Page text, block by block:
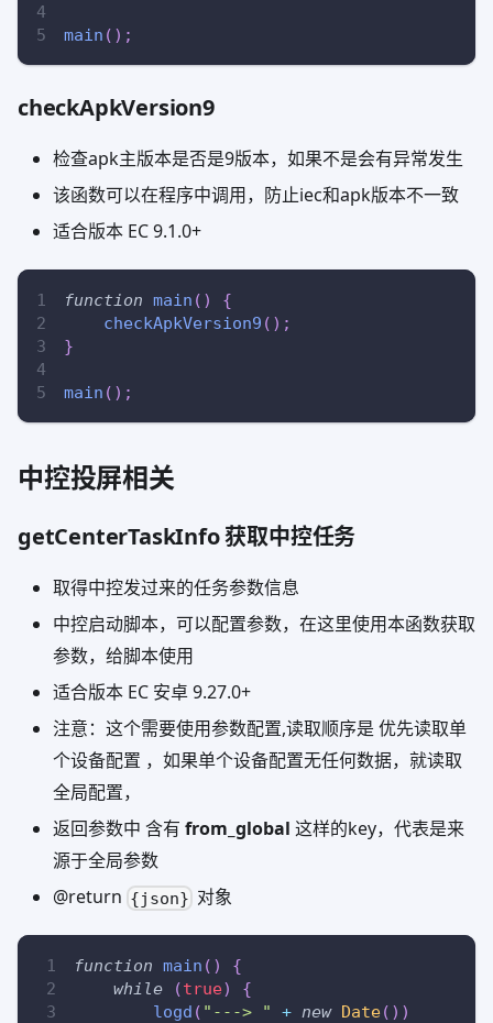
main ( ) ;
checkApkVersion9
检查apk主版本是否是9版本，如果不是会有异常发生
该函数可以在程序中调用，防止iec和apk版本不一致
适合版本 EC 9.1.0+
function main ( )
{
checkApkVersion9 ( ) ;
}
main ( ) ;
中控投屏相关
getCenterTaskInfo 获取中控任务
取得中控发过来的任务参数信息
中控启动脚本，可以配置参数，在这里使用本函数获取
参数，给脚本使用
适合版本 EC 安卓 9.27.0+
注意：这个需要使用参数配置,读取顺序是 优先读取单
个设备配置 ，如果单个设备配置无任何数据，就读取
全局配置，
返回参数中 含有 from_global 这样的key，代表是来
源于全局参数
@return {json} 对象
function main ( )
{
while
(true)
{
logd ( "---> " + new Date( ) )